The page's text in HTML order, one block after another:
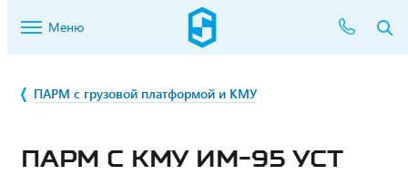
Меню
ПАРМ с грузовой платформой и КМУ
ПАРМ С КМУ ИМ-95 УСТ